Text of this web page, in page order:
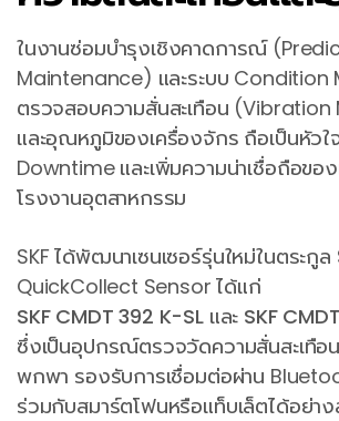
ในงานซ่อมบำรุงเชิงคาดการณ์
Maintenance) และระบบ Condition
ตรวจสอบความสั่นสะเทือน
และอุณหภูมิของเครื่องจักร ถือเป็นหัว
Downtime และเพิ่มความน่าเชื่อถือขอ
โรงงานอุตสาหกรรม
SKF ได้พัฒนาเซนเซอร์รุ่นใหม่ในตระกูล
QuickCollect Sensor ได้แก่
SKF CMDT 392 K-SLและ SKF
ซึ่งเป็นอุปกรณ์ตรวจวัดความสั่นสะเทื
พกพา รองรับการเชื่อมต่อผ่าน
ร่วมกับสมาร์ตโฟนหรือแท็บเล็ตได้อย่า